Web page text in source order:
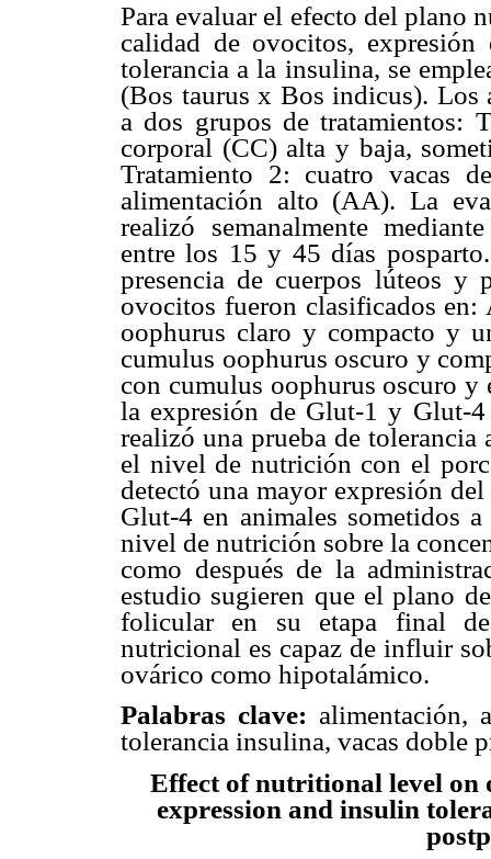
Para evaluar el efecto del plano
calidad de ovocitos,
tolerancia a la insulina, se
(Bos taurus x Bos indicus). Los
a dos grupos de tratamientos:
corporal (CC) alta y baja,
Tratamiento 2: cuatro vacas
alimentación alto (AA). La
realizó semanalmente
entre los 15 y 45 días
presencia de cuerpos lúteos y
ovocitos fueron clasificados
oophurus claro y compacto y
cumulus oophurus oscuro y
con cumulus oophurus oscuro
la expresión de Glut-1 y Glut-
realizó una prueba de
el nivel de nutrición con el
detectó una mayor expresión
Glut-4 en animales sometidos
nivel de nutrición sobre la
como después de la
estudio sugieren que el plano
folicular en su etapa final
nutricional es capaz de influir
ovárico como hipotalámico.
Palabras clave: alimentación,
tolerancia insulina, vacas doble
Effect of nutritional level on
expression and insulin